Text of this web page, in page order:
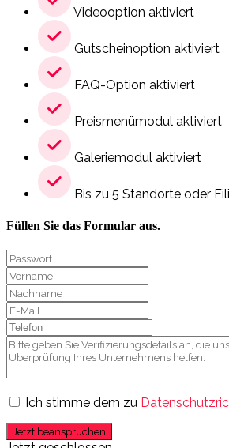
Videooption aktiviert
Gutscheinoption aktiviert
FAQ-Option aktiviert
Preismenümodul aktiviert
Galeriemodul aktiviert
Bis zu 5 Standorte oder
Füllen Sie das Formular aus.
Ich stimme dem zu
Jetzt beanspruchen